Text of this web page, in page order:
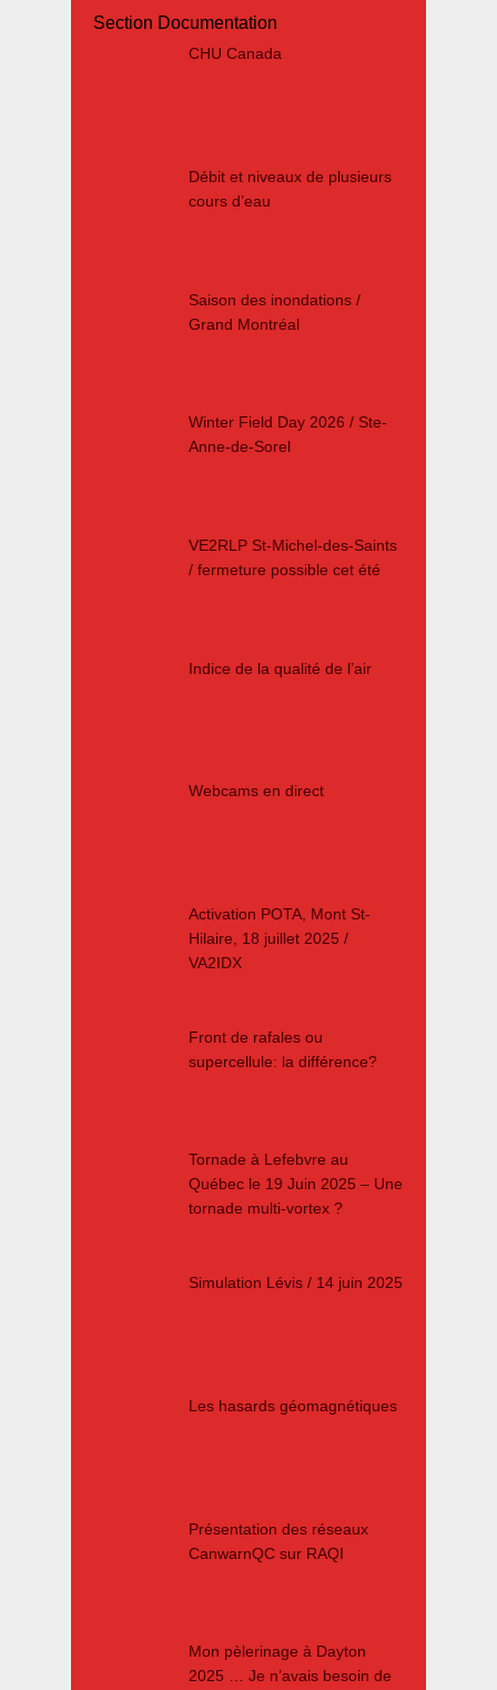
Section Documentation
CHU Canada
Débit et niveaux de plusieurs
cours d’eau
Saison des inondations /
Grand Montréal
Winter Field Day 2026 / Ste-
Anne-de-Sorel
VE2RLP St-Michel-des-Saints
/ fermeture possible cet été
Indice de la qualité de l’air
Webcams en direct
Activation POTA, Mont St-
Hilaire, 18 juillet 2025 /
VA2IDX
Front de rafales ou
supercellule: la différence?
Tornade à Lefebvre au
Québec le 19 Juin 2025 – Une
tornade multi-vortex ?
Simulation Lévis / 14 juin 2025
Les hasards géomagnétiques
Présentation des réseaux
CanwarnQC sur RAQI
Mon pèlerinage à Dayton
2025 … Je n’avais besoin de